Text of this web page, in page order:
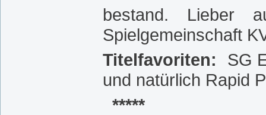
bestand. Lieber
Spielgemeinschaft
Titelfavoriten: SG
und natürlich Rapid
*****